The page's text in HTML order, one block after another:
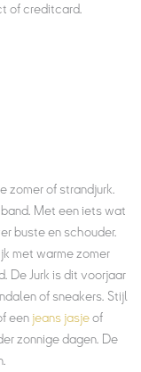
of creditcard.
1 Shoulder
zomer of strandjurk.
Met een iets wat
buste en schouder.
met warme zomer
De Jurk is dit voorjaar
of sneakers. Stijl
een jeans jasjeof
zonnige dagen. De